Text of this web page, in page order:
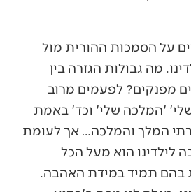
על הסמכות ההורית מול
מה גבולות הגזרה בין
מפנקים? לפעמים מרוב
'המלכה שלי' וכד' באמת
המלך והמלכה… אך לעומת
לילדינו הוא מעל הכל
בהם תמיד במידת האהבה.